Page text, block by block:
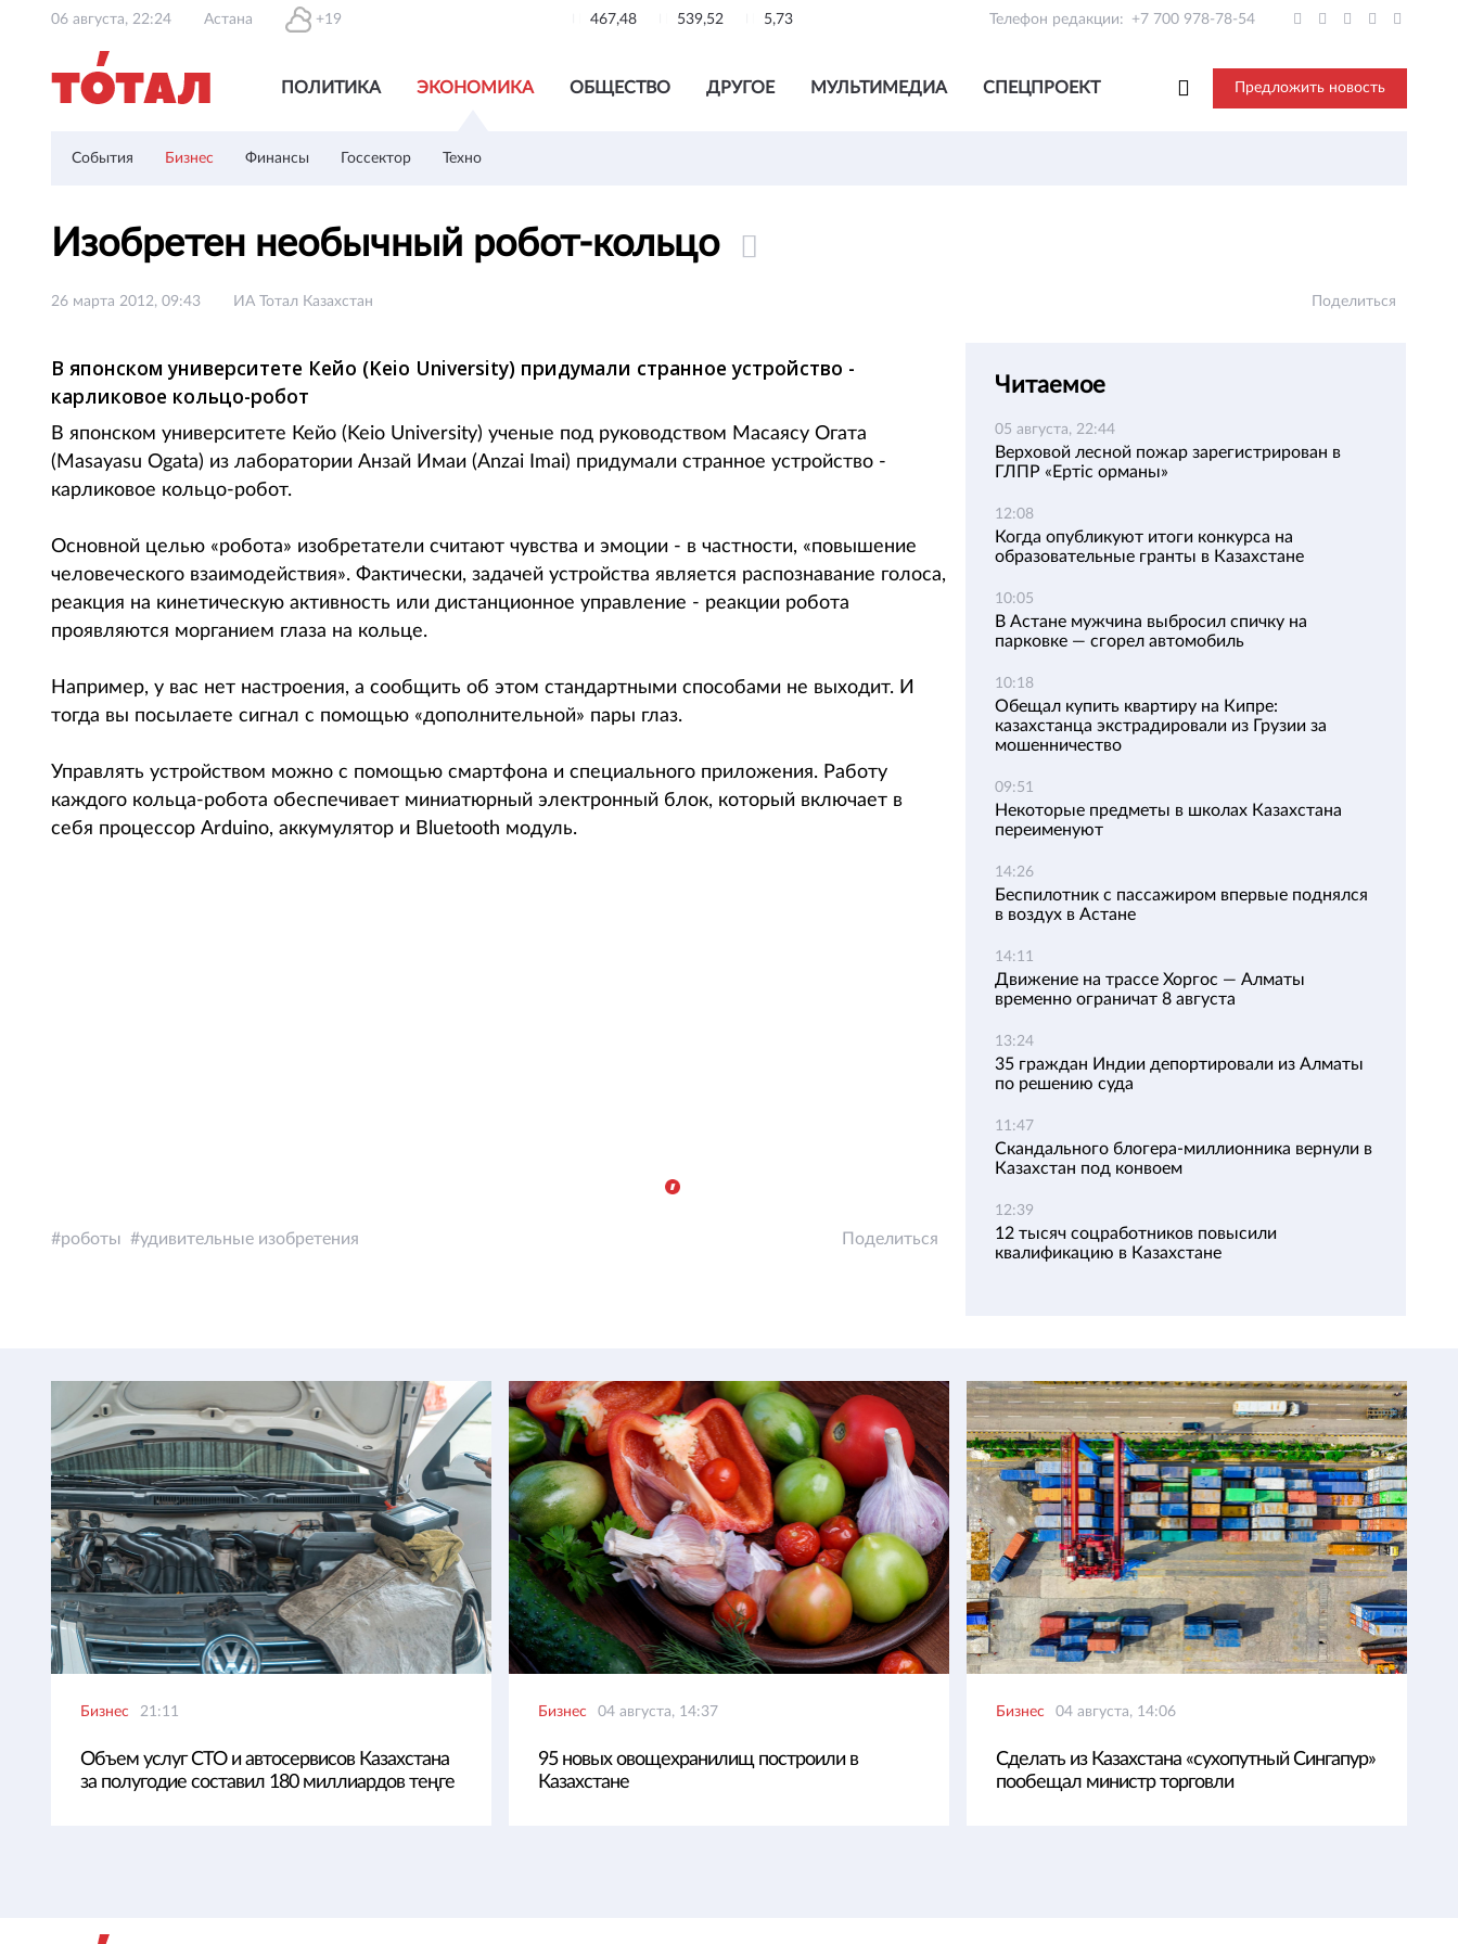
06 августа, 22:24 Астана +19 467,48 539,52 5,73 Телефон редакции: +7 700 978-78-54
ПОЛИТИКА ЭКОНОМИКА ОБЩЕСТВО ДРУГОЕ МУЛЬТИМЕДИА СПЕЦПРОЕКТ Предложить новость
События Бизнес Финансы Госсектор Техно
Изобретен необычный робот-кольцо
26 марта 2012, 09:43 ИА Тотал Казахстан Поделиться
В японском университете Кейо (Keio University) придумали странное устройство -
карликовое кольцо-робот
В японском университете Кейо (Keio University) ученые под руководством Масаясу Огата
(Masayasu Ogata) из лаборатории Анзай Имаи (Anzai Imai) придумали странное устройство -
карликовое кольцо-робот.
Основной целью «робота» изобретатели считают чувства и эмоции - в частности, «повышение
человеческого взаимодействия». Фактически, задачей устройства является распознавание голоса,
реакция на кинетическую активность или дистанционное управление - реакции робота
проявляются морганием глаза на кольце.
Например, у вас нет настроения, а сообщить об этом стандартными способами не выходит. И
тогда вы посылаете сигнал с помощью «дополнительной» пары глаз.
Управлять устройством можно с помощью смартфона и специального приложения. Работу
каждого кольца-робота обеспечивает миниатюрный электронный блок, который включает в
себя процессор Arduino, аккумулятор и Bluetooth модуль.
роботы удивительные изобретения Поделиться
Читаемое
05 августа, 22:44
Верховой лесной пожар зарегистрирован в
ГЛПР «Ертіс орманы»
12:08
Когда опубликуют итоги конкурса на
образовательные гранты в Казахстане
10:05
В Астане мужчина выбросил спичку на
парковке — сгорел автомобиль
10:18
Обещал купить квартиру на Кипре:
казахстанца экстрадировали из Грузии за
мошенничество
09:51
Некоторые предметы в школах Казахстана
переименуют
14:26
Беспилотник с пассажиром впервые поднялся
в воздух в Астане
14:11
Движение на трассе Хоргос — Алматы
временно ограничат 8 августа
13:24
35 граждан Индии депортировали из Алматы
по решению суда
11:47
Скандального блогера-миллионника вернули в
Казахстан под конвоем
12:39
12 тысяч соцработников повысили
квалификацию в Казахстане
Бизнес 21:11
Объем услуг СТО и автосервисов Казахстана
за полугодие составил 180 миллиардов теңге
Бизнес 04 августа, 14:37
95 новых овощехранилищ построили в
Казахстане
Бизнес 04 августа, 14:06
Сделать из Казахстана «сухопутный Сингапур»
пообещал министр торговли